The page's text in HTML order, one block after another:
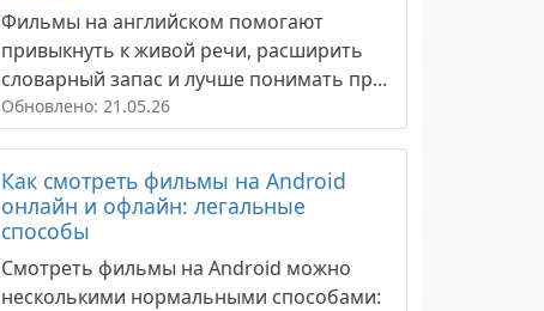
Фильмы на английском помогают
привыкнуть к живой речи, расширить
словарный запас и лучше понимать пр...
Обновлено: 21.05.26
Как смотреть фильмы на Android
онлайн и офлайн: легальные
способы
Смотреть фильмы на Android можно
несколькими нормальными способами: